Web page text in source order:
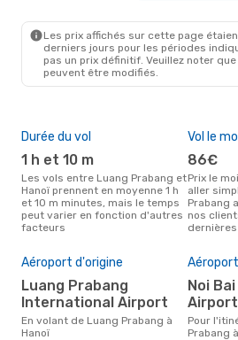
Les prix affichés sur cette page
derniers jours pour les périodes
pas un prix définitif. Veuillez noter
peuvent être modifiés.
Durée du vol
1 h et 10 m
Les vols entre Luang Prabang et
Hanoï prennent en moyenne 1 h
et 10 m minutes, mais le temps
peut varier en fonction d'autres
facteurs
Vol le
86€
Prix le moins cher pour un vol
aller
Prabang
nos
Aéroport d'origine
Luang Prabang
International Airport
En volant de Luang Prabang à
Hanoï
Noi Bai International
Airport
Pour l'itinéraire de Luang
Prabang